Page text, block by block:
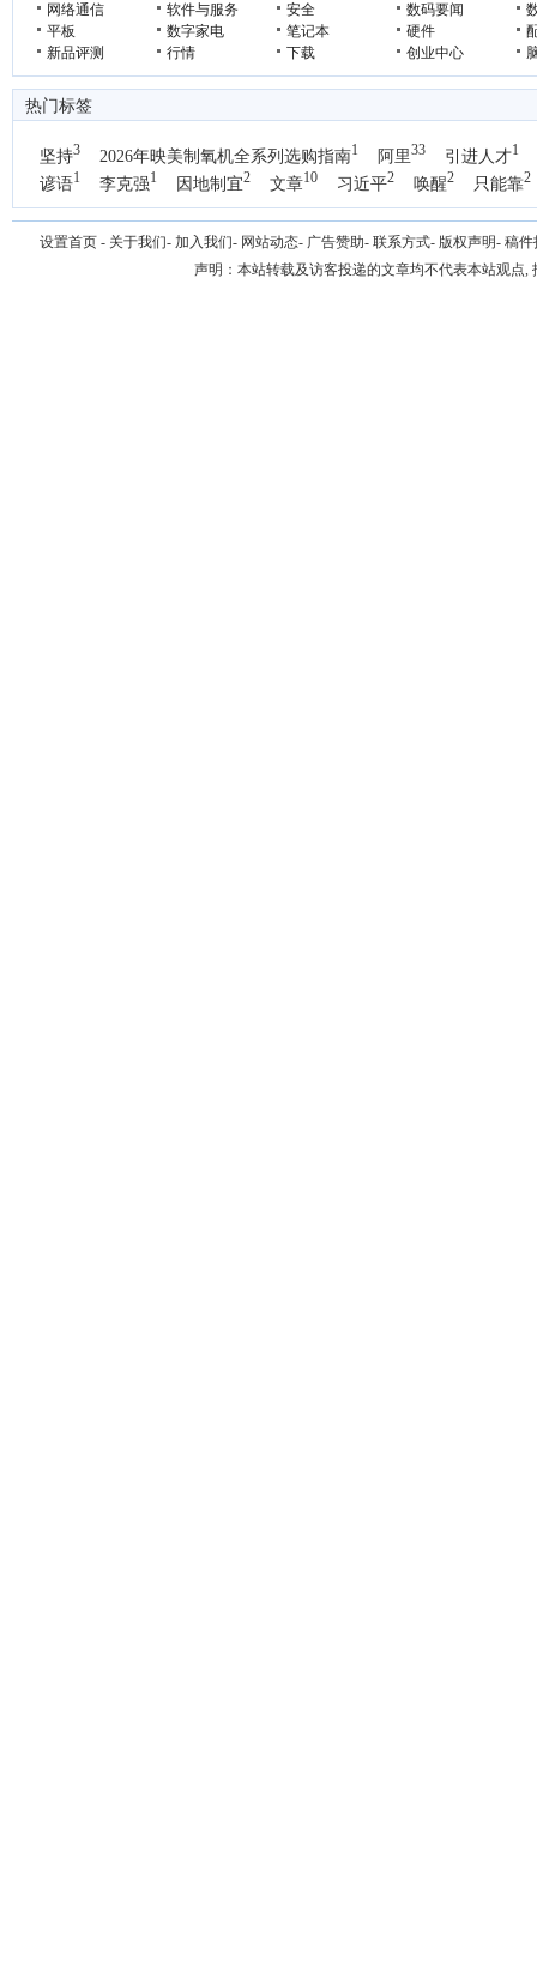
网络通信
软件与服务 安全 数码要闻
平板
数字家电 笔记本 硬件
新品评测
行情 下载 创业中心
热门标签
坚持3 2026年映美制氧机全系列选购指南1 阿里33 引进人才1
谚语1 李克强1 因地制宜2 文章10 习近平2 唤醒2 只能靠2
国办1
设置首页 - 关于我们- 加入我们- 网站动态- 广告赞助- 联系方式- 版权声明- 稿件
声明：本站转载及访客投递的文章均不代表本站观点